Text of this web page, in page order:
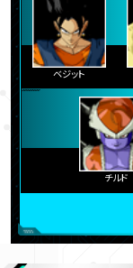
ベジット
チルド